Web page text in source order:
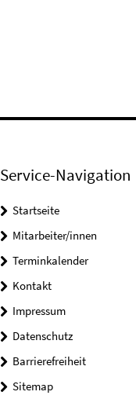
Service-Navigation
Startseite
Mitarbeiter/innen
Terminkalender
Kontakt
Impressum
Datenschutz
Barrierefreiheit
Sitemap